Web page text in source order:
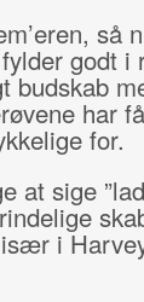
så
godt i
budskab
har
for.
at sige
i